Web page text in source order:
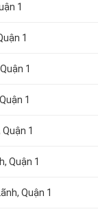
1
1
1
1
1
Quận 1
Quận 1